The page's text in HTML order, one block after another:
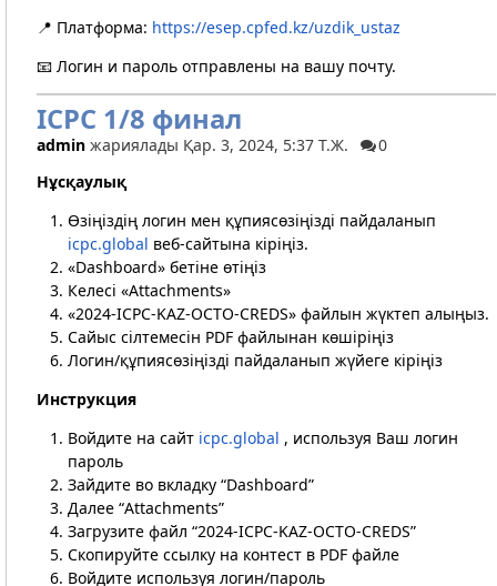
📍 Платформа: https://esep.cpfed.kz/uzdik_ustaz
📧 Логин и пароль отправлены на вашу почту.
ICPC 1/8 финал
admin жариялады Қар. 3, 2024, 5:37 Т.Ж.
0
Нұсқаулық
Өзіңіздің логин мен құпиясөзіңізді пайдаланып
icpc.global веб-сайтына кіріңіз.
«Dashboard» бетіне өтіңіз
Келесі «Attachments»
«2024-ICPC-KAZ-OCTO-CREDS» файлын жүктеп алыңыз.
Сайыс сілтемесін PDF файлынан көшіріңіз
Логин/құпиясөзіңізді пайдаланып жүйеге кіріңіз
Инструкция
Войдите на сайт icpc.global , используя Ваш логин
пароль
Зайдите во вкладку “Dashboard”
Далее “Attachments”
Загрузите файл “2024-ICPC-KAZ-OCTO-CREDS”
Скопируйте ссылку на контест в PDF файле
Войдите используя логин/пароль